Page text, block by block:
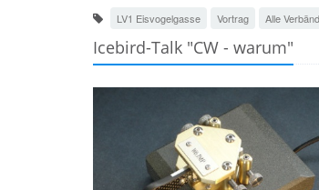
LV1 Eisvogelgasse Vortrag Alle
Icebird-Talk "CW - warum"